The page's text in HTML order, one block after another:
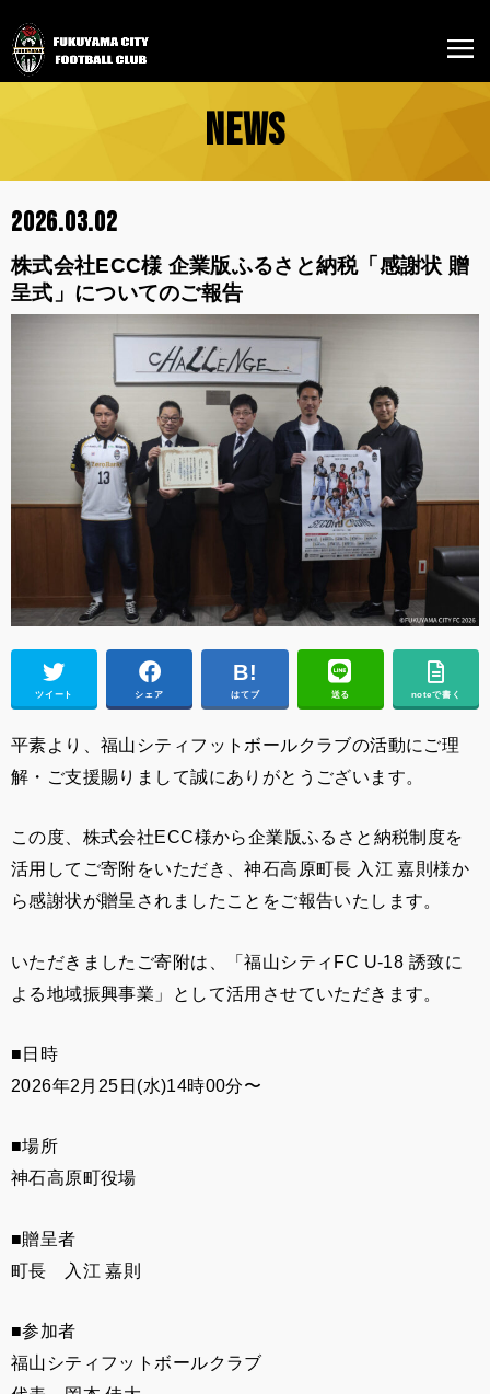
NEWS
2026.03.02
株式会社ECC様 企業版ふるさと納税「感謝状 贈
呈式」についてのご報告
ツイート シェア はてブ 送る noteで書く
平素より、福山シティフットボールクラブの活動にご理
解・ご支援賜りまして誠にありがとうございます。
この度、株式会社ECC様から企業版ふるさと納税制度を
活用してご寄附をいただき、神石高原町長 入江 嘉則様か
ら感謝状が贈呈されましたことをご報告いたします。
いただきましたご寄附は、「福山シティFC U-18 誘致に
よる地域振興事業」として活用させていただきます。
■日時
2026年2月25日(水)14時00分〜
■場所
神石高原町役場
■贈呈者
町長 入江 嘉則
■参加者
福山シティフットボールクラブ